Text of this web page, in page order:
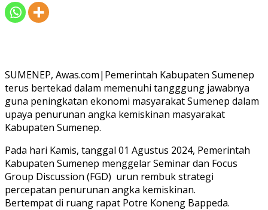
SUMENEP, Awas.com|Pemerintah Kabupaten Sumenep
terus bertekad dalam memenuhi tangggung jawabnya
guna peningkatan ekonomi masyarakat Sumenep dalam
upaya penurunan angka kemiskinan masyarakat
Kabupaten Sumenep.
Pada hari Kamis, tanggal 01 Agustus 2024, Pemerintah
Kabupaten Sumenep menggelar Seminar dan Focus
Group Discussion (FGD) urun rembuk strategi
percepatan penurunan angka kemiskinan.
Bertempat di ruang rapat Potre Koneng Bappeda.